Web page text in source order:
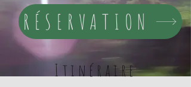
RÉSERVATION
Itinéraire